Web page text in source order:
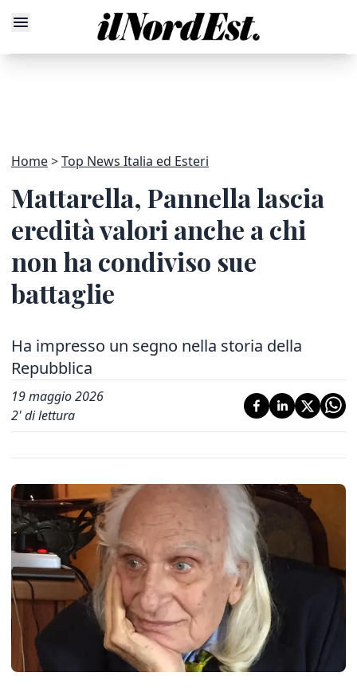
Home Top News Italia ed Esteri
Mattarella, Pannella lascia
eredità valori anche a chi
non ha condiviso sue
battaglie
Ha impresso un segno nella storia della
Repubblica
19 maggio 2026
2' di lettura